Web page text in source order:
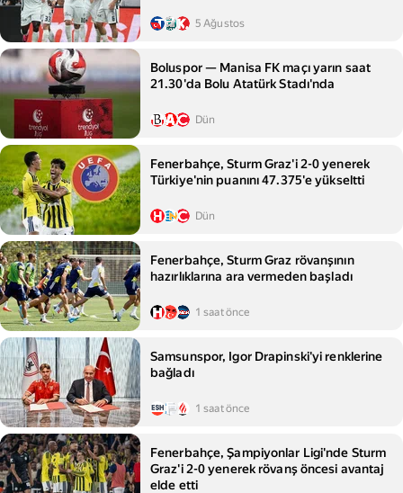
5 Ağustos
Boluspor — Manisa FK maçı yarın saat
21.30'da Bolu Atatürk Stadı'nda
Dün
Fenerbahçe, Sturm Graz'i 2-0 yenerek
Türkiye'nin puanını 47.375'e yükseltti
Dün
Fenerbahçe, Sturm Graz rövanşının
hazırlıklarına ara vermeden başladı
1 saat önce
Samsunspor, Igor Drapinski'yi renklerine
bağladı
1 saat önce
Fenerbahçe, Şampiyonlar Ligi'nde Sturm
Graz'i 2-0 yenerek rövanş öncesi avantaj
elde etti